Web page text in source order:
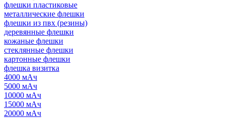
флешки пластиковые
металлические флешки
флешки из пвх (резины)
деревянные флешки
кожаные флешки
стеклянные флешки
картонные флешки
флешка визитка
4000 мАч
5000 мАч
10000 мАч
15000 мАч
20000 мАч